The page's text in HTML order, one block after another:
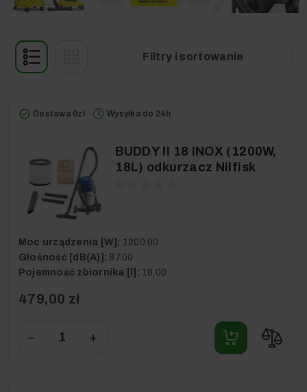
Filtry i sortowanie
Dostawa 0zł Wysyłka do 24h
BUDDY II 18 INOX (1200W,
18L) odkurzacz Nilfisk
Moc urządzenia [W]: 1200.00
Głośność [dB(A)]: 87.00
Pojemność zbiornika [l]: 18.00
479,00 zł
− +